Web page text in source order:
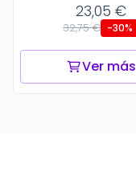
23,05 €
32,75 € -30%
Ver más